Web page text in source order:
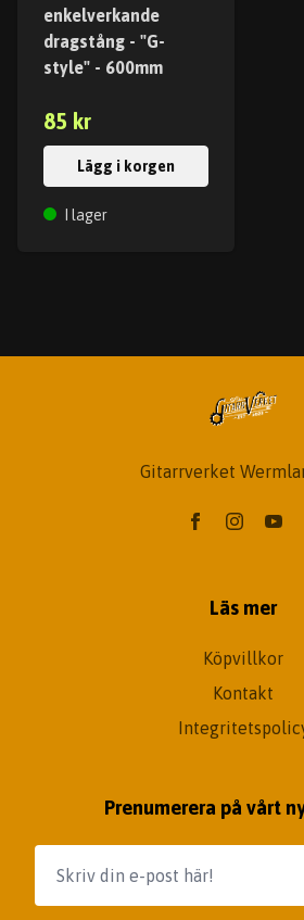
enkelverkande
dragstång - "G-
style" - 600mm
85 kr
Lägg i korgen
I lager
Gitarrverket
Läs mer
Köpvillkor
Kontakt
Prenumerera på vårt